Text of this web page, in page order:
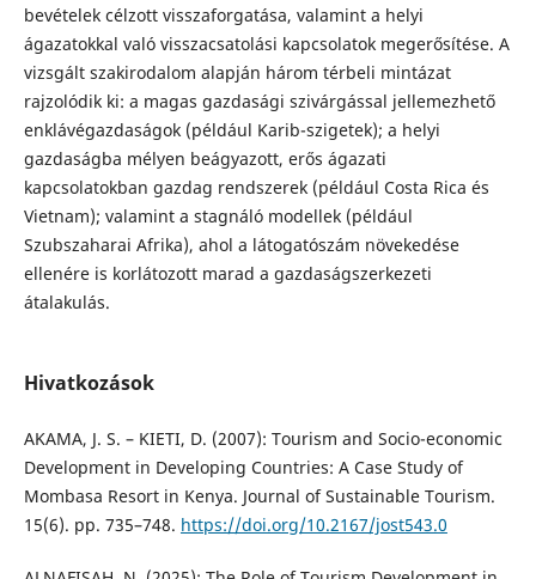
bevételek célzott visszaforgatása, valamint a helyi
ágazatokkal való visszacsatolási kapcsolatok megerősítése. A
vizsgált szakirodalom alapján három térbeli mintázat
rajzolódik ki: a magas gazdasági szivárgással jellemezhető
enklávégazdaságok (például Karib-szigetek); a helyi
gazdaságba mélyen beágyazott, erős ágazati
kapcsolatokban gazdag rendszerek (például Costa Rica és
Vietnam); valamint a stagnáló modellek (például
Szubszaharai Afrika), ahol a látogatószám növekedése
ellenére is korlátozott marad a gazdaságszerkezeti
átalakulás.
Hivatkozások
AKAMA, J. S. – KIETI, D. (2007): Tourism and Socio-economic
Development in Developing Countries: A Case Study of
Mombasa Resort in Kenya. Journal of Sustainable Tourism.
15(6). pp. 735–748. https://doi.org/10.2167/jost543.0